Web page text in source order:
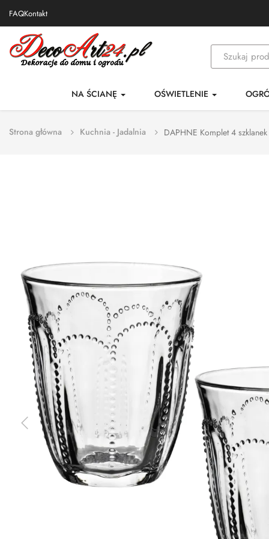
FAQKontakt
NA ŚCIANĘ OŚWIETLENIE
Strona główna Kuchnia - Jadalnia DAPHNE Komplet 4